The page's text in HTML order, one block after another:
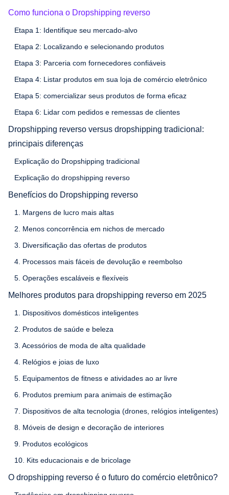
Como funciona o Dropshipping reverso
Etapa 1: Identifique seu mercado-alvo
Etapa 2: Localizando e selecionando produtos
Etapa 3: Parceria com fornecedores confiáveis
Etapa 4: Listar produtos em sua loja de comércio eletrônico
Etapa 5: comercializar seus produtos de forma eficaz
Etapa 6: Lidar com pedidos e remessas de clientes
Dropshipping reverso versus dropshipping tradicional:
principais diferenças
Explicação do Dropshipping tradicional
Explicação do dropshipping reverso
Benefícios do Dropshipping reverso
1. Margens de lucro mais altas
2. Menos concorrência em nichos de mercado
3. Diversificação das ofertas de produtos
4. Processos mais fáceis de devolução e reembolso
5. Operações escaláveis e flexíveis
Melhores produtos para dropshipping reverso em 2025
1. Dispositivos domésticos inteligentes
2. Produtos de saúde e beleza
3. Acessórios de moda de alta qualidade
4. Relógios e joias de luxo
5. Equipamentos de fitness e atividades ao ar livre
6. Produtos premium para animais de estimação
7. Dispositivos de alta tecnologia (drones, relógios inteligentes)
8. Móveis de design e decoração de interiores
9. Produtos ecológicos
10. Kits educacionais e de bricolage
O dropshipping reverso é o futuro do comércio eletrônico?